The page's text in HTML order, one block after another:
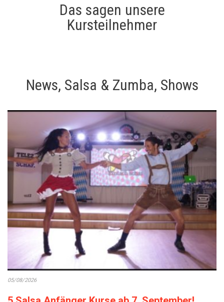
Das sagen unsere
Kursteilnehmer
News, Salsa & Zumba, Shows
05/08/2026